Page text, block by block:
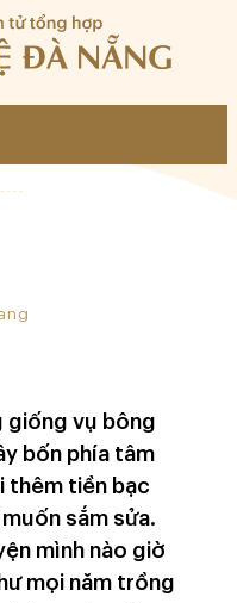
giống vụ bông
bốn phía tâm
thêm tiền bạc
sắm sửa.
mình nào giờ
mọi năm trồng